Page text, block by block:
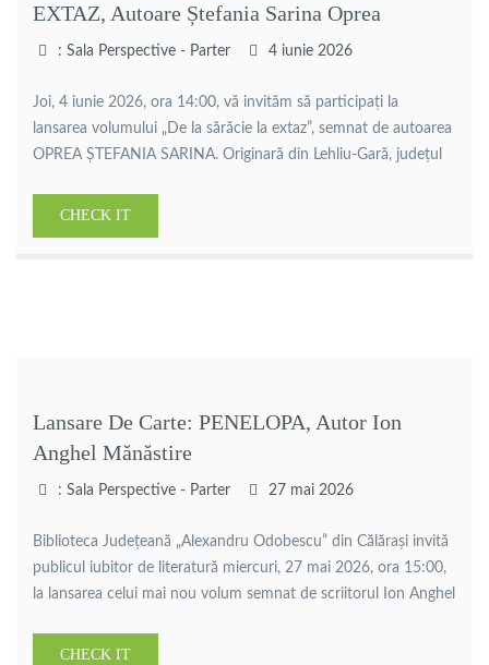
EXTAZ, Autoare Ștefania Sarina Oprea
: Sala Perspective - Parter 4 iunie 2026
Joi, 4 iunie 2026, ora 14:00, vă invităm să participați la
lansarea volumului „De la sărăcie la extaz”, semnat de autoarea
OPREA ȘTEFANIA SARINA. Originară din Lehliu-Gară, județul
autobiografică sinceră, construită din experiențe reale, căutări
CHECK IT
Lansare De Carte: PENELOPA, Autor Ion
Anghel Mănăstire
: Sala Perspective - Parter 27 mai 2026
Biblioteca Județeană „Alexandru Odobescu” din Călărași invită
publicul iubitor de literatură miercuri, 27 mai 2026, ora 15:00,
la lansarea celui mai nou volum semnat de scriitorul Ion Anghel
plan una dintre vocile distincte ale literaturii române
CHECK IT